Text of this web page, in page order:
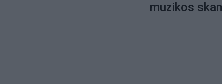
muzikos